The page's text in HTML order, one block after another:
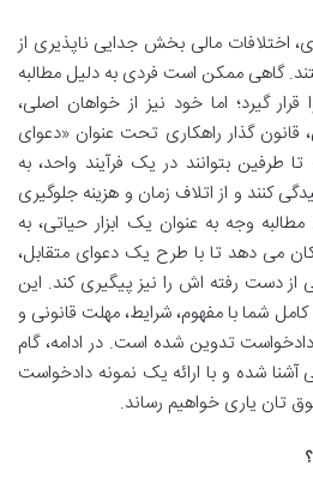
اختلافات مالی بخش جدایی ناپذیری از
گاهی ممکن است فردی به دلیل مطالبه
گیرد؛ اما خود نیز از خواهان اصلی،
قانون گذار راهکاری تحت عنوان «دعوای
طرفین بتوانند در یک فرآیند واحد، به
کنند و از اتلاف زمان و هزینه جلوگیری
وجه به عنوان یک ابزار حیاتی، به
می دهد تا با طرح یک دعوای متقابل،
دست رفته اش را نیز پیگیری کند. این
شما با مفهوم، شرایط، مهلت قانونی و
تدوین شده است. در ادامه، گام
آشنا شده و با ارائه یک نمونه دادخواست
تان یاری خواهیم رساند.